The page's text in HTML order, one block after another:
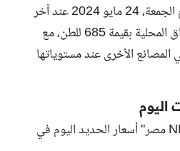
استقر سعر طن حديد عز اليوم الجمعة، 24 مايو 2024 عند آخر
ارتفاع سجله، الخميس بالأسواق المحلية بقيمة 685 للطن، مع
المصانع الأخرى عند مستوياتها
اليوم
بعد الارتفاع الأخير، ترصد "NNI مصر" أسعار الحديد اليوم في